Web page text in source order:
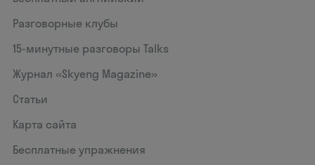
Разговорные клубы
15‑минутные разговоры Talks
Журнал «Skyeng Magazine»
Статьи
Карта сайта
Бесплатные упражнения